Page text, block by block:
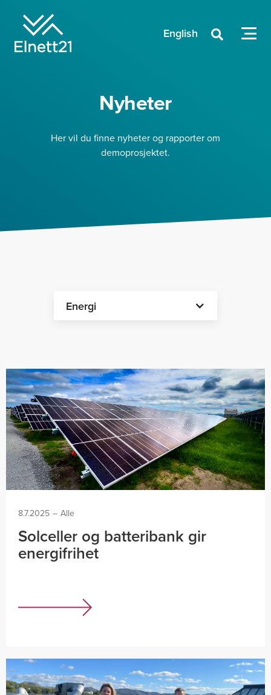
English 
Nyheter
Her vil du finne nyheter og rapporter om
demoprosjektet.
Energi
8.7.2025 – Alle
Solceller og batteribank gir
energifrihet